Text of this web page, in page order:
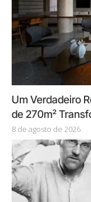
Um Verdadeiro
de 270m²
8 de agosto de 2026